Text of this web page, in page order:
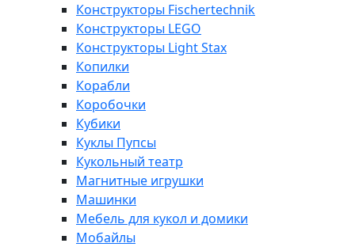
Конструкторы Fisсhertechnik
Конструкторы LEGO
Конструкторы Light Stax
Копилки
Корабли
Коробочки
Кубики
Куклы Пупсы
Кукольный театр
Магнитные игрушки
Машинки
Мебель для кукол и домики
Мобайлы